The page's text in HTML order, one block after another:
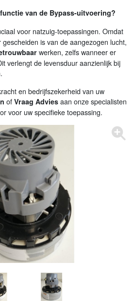
van de Bypass-uitvoering?
voor natzuig-toepassingen. Omdat
is van de aangezogen lucht,
werken, zelfs wanneer er
verlengt de levensduur aanzienlijk bij
en bedrijfszekerheid van uw
of Vraag Advies aan onze specialisten
voor uw specifieke toepassing.